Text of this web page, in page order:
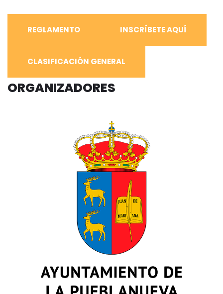
REGLAMENTO INSCRÍBETE AQUÍ
CLASIFICACIÓN GENERAL
ORGANIZADORES